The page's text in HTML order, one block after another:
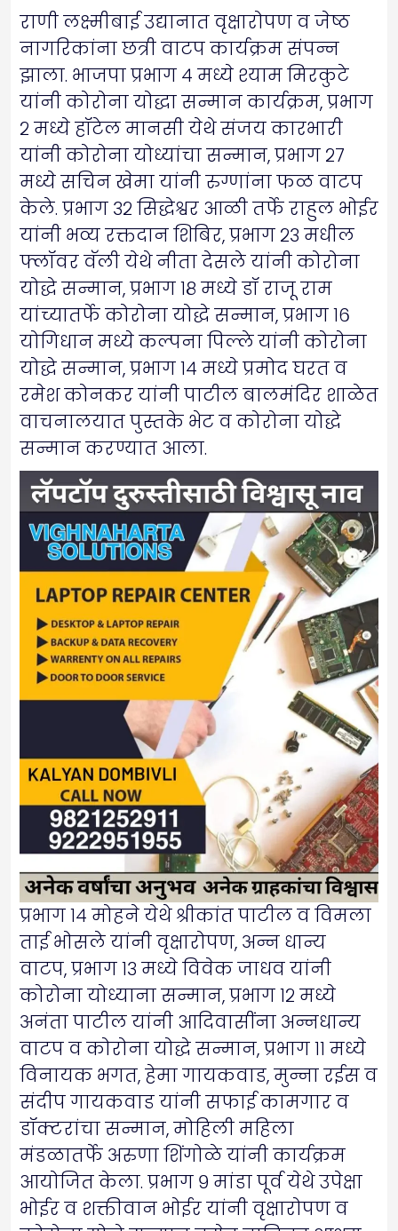
राणी लक्ष्मीबाई उद्यानात वृक्षारोपण व जेष्ठ
नागरिकांना छत्री वाटप कार्यक्रम संपन्न
झाला. भाजपा प्रभाग ४ मध्ये श्याम मिरकुटे
यांनी कोरोना योद्धा सन्मान कार्यक्रम, प्रभाग
२ मध्ये हॉटेल मानसी येथे संजय कारभारी
यांनी कोरोना योध्यांचा सन्मान, प्रभाग २७
मध्ये सचिन खेमा यांनी रुग्णांना फळ वाटप
केले. प्रभाग ३२ सिद्धेश्वर आळी तर्फे राहुल भोईर
यांनी भव्य रक्तदान शिबिर, प्रभाग २३ मधील
फ्लॉवर वॅली येथे नीता देसले यांनी कोरोना
योद्धे सन्मान, प्रभाग १८ मध्ये डॉ राजू राम
यांच्यातर्फे कोरोना योद्धे सन्मान, प्रभाग १६
योगिधान मध्ये कल्पना पिल्ले यांनी कोरोना
योद्धे सन्मान, प्रभाग १४ मध्ये प्रमोद घरत व
रमेश कोनकर यांनी पाटील बालमंदिर शाळेत
वाचनालयात पुस्तके भेट व कोरोना योद्धे
सन्मान करण्यात आला.
प्रभाग १४ मोहने येथे श्रीकांत पाटील व विमला
ताई भोसले यांनी वृक्षारोपण, अन्न धान्य
वाटप, प्रभाग १३ मध्ये विवेक जाधव यांनी
कोरोना योध्याना सन्मान, प्रभाग १२ मध्ये
अनंता पाटील यांनी आदिवासींना अन्नधान्य
वाटप व कोरोना योद्धे सन्मान, प्रभाग ११ मध्ये
विनायक भगत, हेमा गायकवाड, मुन्ना रईस व
संदीप गायकवाड यांनी सफाई कामगार व
डॉक्टरांचा सन्मान, मोहिली महिला
मंडळातर्फे अरुणा शिंगोळे यांनी कार्यक्रम
आयोजित केला. प्रभाग ९ मांडा पूर्व येथे उपेक्षा
भोईर व शक्तीवान भोईर यांनी वृक्षारोपण व